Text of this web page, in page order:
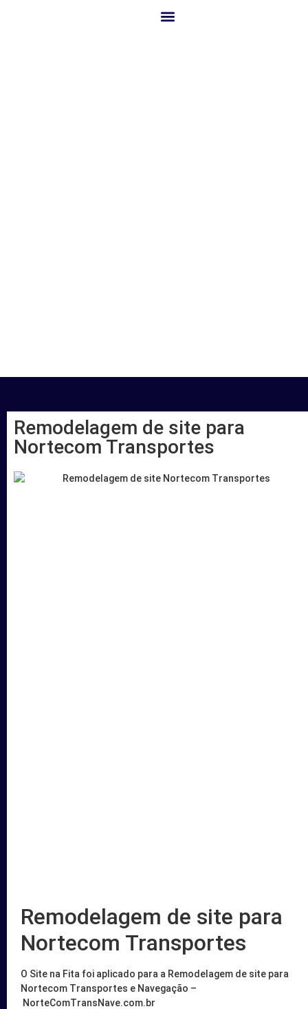
Remodelagem de site para
Nortecom Transportes
Remodelagem de site para
Nortecom Transportes
O Site na Fita foi aplicado para a Remodelagem de site para
Nortecom Transportes e Navegação –
NorteComTransNave.com.br